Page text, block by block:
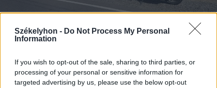
Székelyhon - Do Not Process My Personal
Information
If you wish to opt-out of the sale, sharing to third parties, or
processing of your personal or sensitive information for
targeted advertising by us, please use the below opt-out
2026. július 26., vasárnap
ezer kilométer – véget ért a
mongóliai kaland